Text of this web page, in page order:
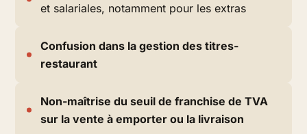
et salariales, notamment pour les extras
Confusion dans la gestion des titres-
restaurant
Non-maîtrise du seuil de franchise de TVA
sur la vente à emporter ou la livraison